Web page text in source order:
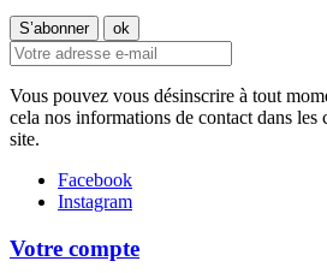
Vous pouvez vous désinscrire à tout
cela nos informations de contact dans
site.
Facebook
Instagram
Votre compte